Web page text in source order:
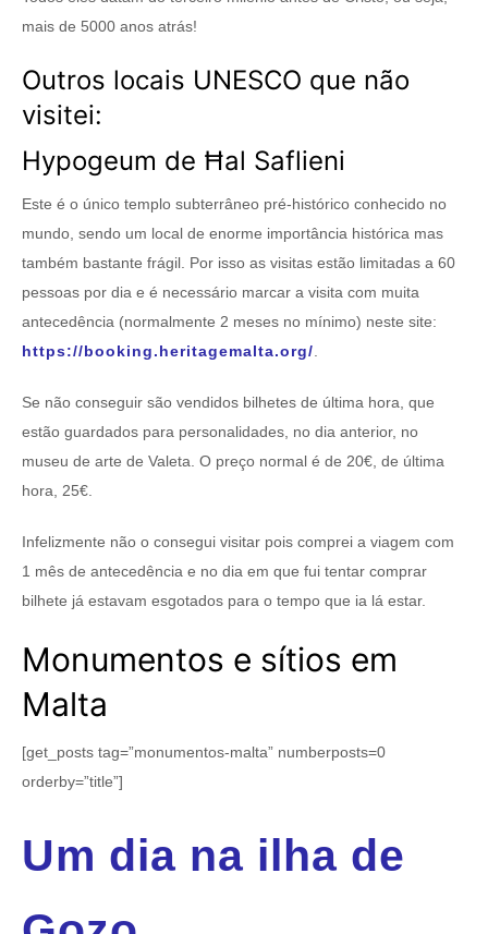
mais de 5000 anos atrás!
Outros locais UNESCO que não
visitei:
Hypogeum de Ħal Saflieni
Este é o único templo subterrâneo pré-histórico conhecido no
mundo, sendo um local de enorme importância histórica mas
também bastante frágil. Por isso as visitas estão limitadas a 60
pessoas por dia e é necessário marcar a visita com muita
antecedência (normalmente 2 meses no mínimo) neste site:
https://booking.heritagemalta.org/.
Se não conseguir são vendidos bilhetes de última hora, que
estão guardados para personalidades, no dia anterior, no
museu de arte de Valeta. O preço normal é de 20€, de última
hora, 25€.
Infelizmente não o consegui visitar pois comprei a viagem com
1 mês de antecedência e no dia em que fui tentar comprar
bilhete já estavam esgotados para o tempo que ia lá estar.
Monumentos e sítios em
Malta
[get_posts tag=”monumentos-malta” numberposts=0
orderby=”title”]
Um dia na ilha de